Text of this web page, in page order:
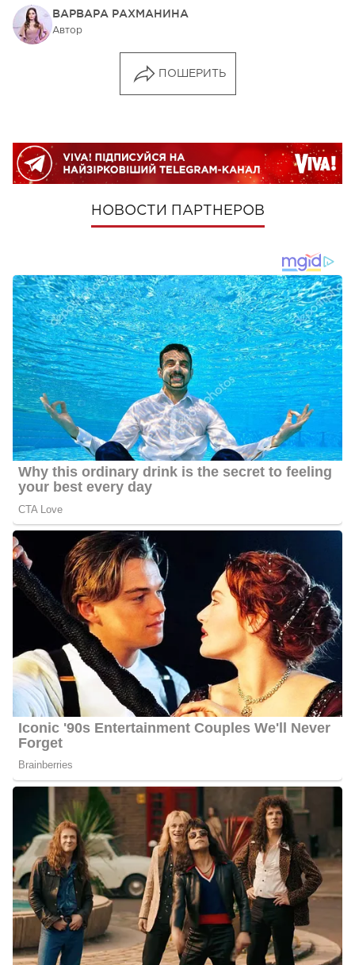
ВАРВАРА РАХМАНИНА
Автор
ПОШЕРИТЬ
НОВОСТИ ПАРТНЕРОВ